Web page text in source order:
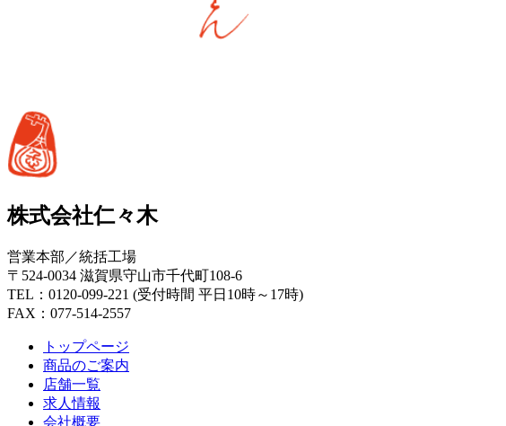
株式会社仁々木
営業本部／統括工場
〒524-0034 滋賀県守山市千代町108-6
TEL：0120-099-221 (受付時間 平日10時～17時)
FAX：077-514-2557
トップページ
商品のご案内
店舗一覧
求人情報
会社概要